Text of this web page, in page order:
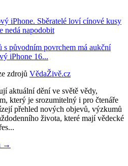
iPhone. Sběratelé loví cínové kusy
nedá napodobit
s původním povrchem má aukční
iPhone 16...
zdrojů VědaŽivě.cz
aktuální dění ve světě vědy,
který je srozumitelný i pro čtenáře
přehled nových objevů, výzkumů
života, které mají vědecké
→